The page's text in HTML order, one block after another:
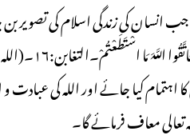
کی زندگی اسلام کی تصویر
برداری پر
کیا جائے اور اللہ کی
معاف فرمائے گا۔